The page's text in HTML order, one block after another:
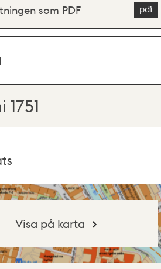
som PDF
1751
Visa på karta